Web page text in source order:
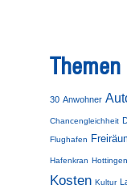
Themen
30 Anwohner
Chancengleichheit
Flughafen
Hafenkran Hottingen
Kosten Kultur